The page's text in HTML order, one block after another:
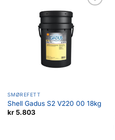
SMØREFETT
Shell Gadus S2 V220 00 18kg
kr5.803